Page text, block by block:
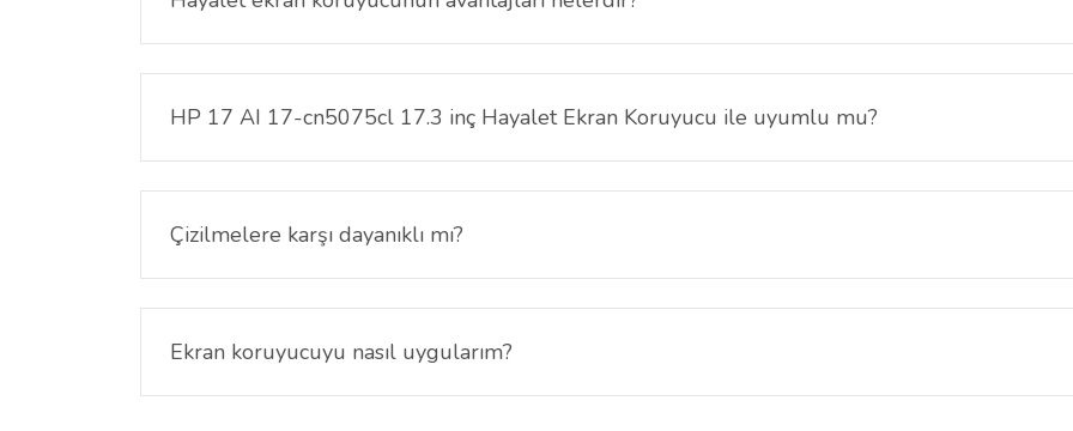
Özellikle toplu taşıma veya kalabalık ortamlarda ekran gizliliğinizi sağlar, çizik ve parmak izlerine karşı dayanıklıdır.
HP 17 AI 17-cn5075cl 17.3 inç Hayalet Ekran Koruyucu ile uyumlu mu?
Evet, 17.3 inç ekran boyutuna sahip HP 17 AI 17-cn5075cl modeli için özel olarak tasarlanmıştır ve tam uyumludur.
Çizilmelere karşı dayanıklı mı?
Evet, HP 17 AI 17-cn5075cl 17.3 inç Hayalet Ekran Koruyucu sert kaplama teknolojisi sayesinde ekran çiziklerine ve
Ekran koruyucuyu nasıl uygularım?
Temiz ve tozsuz bir ortamda ekran üzerine dikkatlice yerleştirin ve oluşan hava kabarcıklarını giderin.